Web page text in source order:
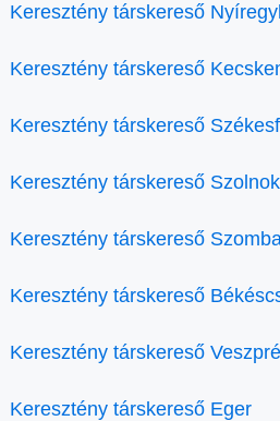
Keresztény társkereső
Keresztény társkereső
Keresztény társkereső
Keresztény társkereső Szolnok
Keresztény társkereső
Keresztény társkereső
Keresztény társkereső
Keresztény társkereső Eger